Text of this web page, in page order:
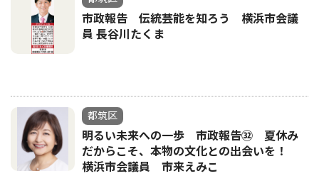
市政報告 伝統芸能を知ろう 横浜市会議
員 長谷川たくま
都筑区
明るい未来への一歩 市政報告㉜ 夏休み
だからこそ、本物の文化との出会いを！
横浜市会議員 市来えみこ